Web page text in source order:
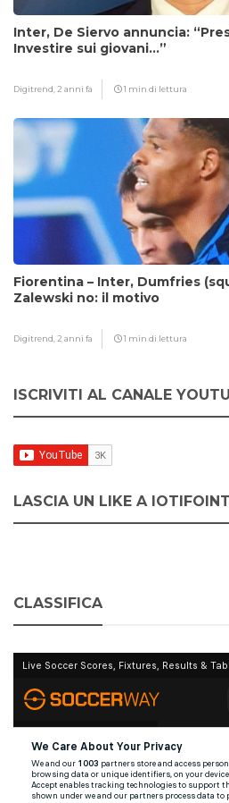
Inter, De Siervo annuncia:
Investire sui giovani…”
Digitrend, 2 anni fa 1 min di lettura
Fiorentina – Inter, Dumfries
Zalewski no: il motivo
Digitrend, 2 anni fa 1 min di lettura
ISCRIVITI AL CANALE
LASCIA UN LIKE A
CLASSIFICA